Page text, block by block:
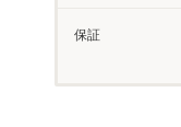
保証